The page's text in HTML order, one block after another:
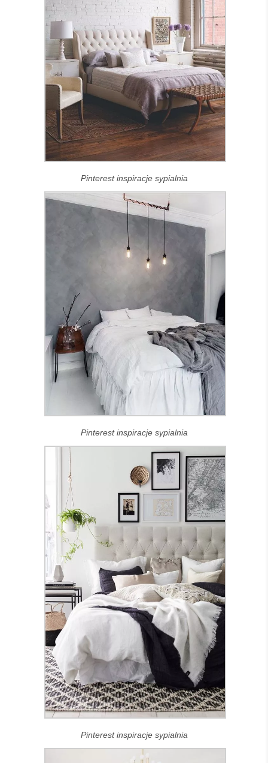
Pinterest inspiracje sypialnia
Pinterest inspiracje sypialnia
Pinterest inspiracje sypialnia